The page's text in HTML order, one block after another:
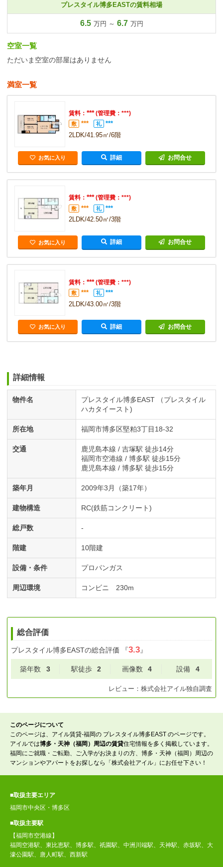
プレスタイル博多EASTの賃料相場
6.5 万円 ～ 6.7 万円
空室一覧
ただいま空室の部屋はありません
満室一覧
賃料： ***(管理費：***)
敷 *** 礼
***
2LDK/41.95㎡/6階
お気に入り 詳細 お問合せ
賃料： ***(管理費：***)
敷 *** 礼
***
2LDK/42.50㎡/3階
お気に入り 詳細 お問合せ
賃料： ***(管理費：***)
敷 *** 礼
***
2LDK/43.00㎡/3階
お気に入り 詳細 お問合せ
詳細情報
物件名
プレスタイル博多EAST （プレスタイル
ハカタイースト)
所在地 福岡市博多区堅粕3丁目18-32
交通
鹿児島本線 / 吉塚駅 徒歩14分
福岡市空港線 / 博多駅 徒歩15分
鹿児島本線 / 博多駅 徒歩15分
築年月 2009年3月（築17年）
建物構造 RC(鉄筋コンクリート)
総戸数 -
階建 10階建
設備・条件 プロパンガス
周辺環境 コンビニ 230m
総合評価
プレスタイル博多EASTの総合評価 『3.3』
築年数 3 駅徒歩 2 画像数 4 設備 4
レビュー： 株式会社アイル独自調査
このページについて
このページは、アイル賃貸-福岡の プレスタイル博多EAST のページです。
アイルでは博多・天神（福岡）周辺の賃貸住宅情報を多く掲載しています。
福岡にご就職・ご転勤、ご入学がお決まりの方、博多・天神（福岡）周辺の
マンションやアパートをお探しなら「株式会社アイル」にお任せ下さい！
■取扱主要エリア
福岡市中央区・博多区
■取扱主要駅
【福岡市空港線】
福岡空港駅、東比恵駅、博多駅、祇園駅、中洲川端駅、天神駅、赤坂駅、大
濠公園駅、唐人町駅、西新駅